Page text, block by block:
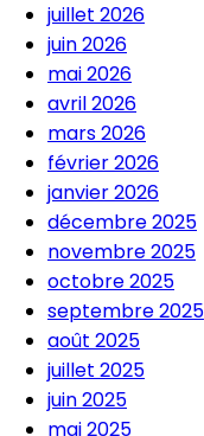
juillet 2026
juin 2026
mai 2026
avril 2026
mars 2026
février 2026
janvier 2026
décembre 2025
novembre 2025
octobre 2025
septembre 2025
août 2025
juillet 2025
juin 2025
mai 2025